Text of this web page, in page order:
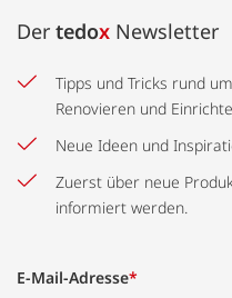
Der tedox Newsletter
Tipps und Tricks rund
Renovieren und
Neue Ideen und
Zuerst über neue
informiert werden.
E-Mail-Adresse*